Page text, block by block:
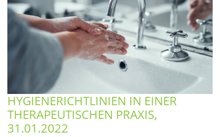
HYGIENERICHTLINIEN IN EINER
THERAPEUTISCHEN PRAXIS,
31.01.2022